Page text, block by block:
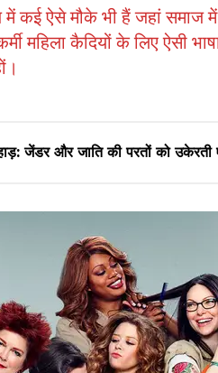
में कई ऐसे मौके भी हैं जहां समाज में
महिला कैदियों के लिए ऐसी
जेंडर और जाति की परतों को उकेरती